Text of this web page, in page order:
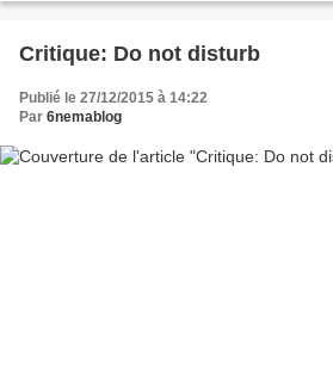
Critique: Do not disturb
Publié le 27/12/2015 à 14:22
Par 6nemablog